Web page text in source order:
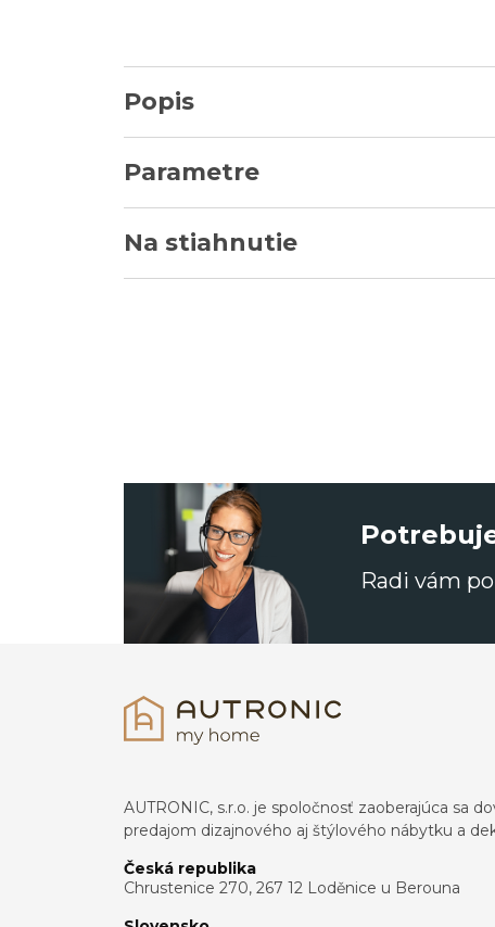
Popis
Parametre
Na stiahnutie
Radi vám
AUTRONIC, s.r.o. je spoločnosť zaoberajúca sa
predajom dizajnového aj štýlového nábytku a
Česká republika
Chrustenice 270, 267 12 Loděnice u Berouna